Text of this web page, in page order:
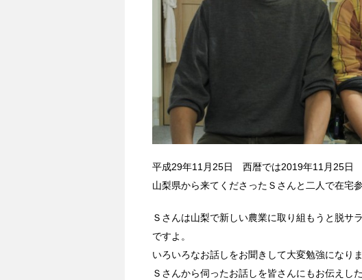
平成29年11月25日 西暦では2019年11月25日
山梨県から来てくださったＳさんと二人で在宅
Ｓさんは山梨で新しい農業に取り組もうと脱サ
ですよ。
いろいろなお話しをお聞きして大変勉強になりま
Ｓさんから伺ったお話しを皆さんにもお伝えした